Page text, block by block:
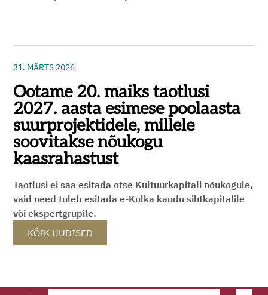
31. MÄRTS 2026
Ootame 20. maiks taotlusi
2027. aasta esimese poolaasta
suurprojektidele, millele
soovitakse nõukogu
kaasrahastust
Taotlusi ei saa esitada otse Kultuurkapitali nõukogule,
vaid need tuleb esitada e-Kulka kaudu sihtkapitalile
või ekspertgrupile.
KÕIK UUDISED